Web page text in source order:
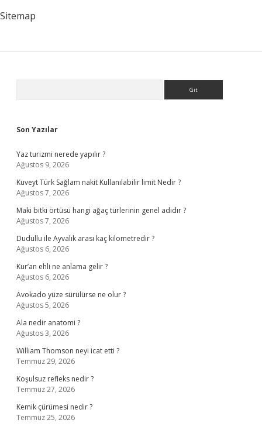
Sitemap
Son Yazılar
Yaz turizmi nerede yapılır ?
Ağustos 9, 2026
Kuveyt Türk Sağlam nakit Kullanılabilir limit Nedir ?
Ağustos 7, 2026
Maki bitki örtüsü hangi ağaç türlerinin genel adıdır ?
Ağustos 7, 2026
Dudullu ile Ayvalık arası kaç kilometredir ?
Ağustos 6, 2026
Kur’an ehli ne anlama gelir ?
Ağustos 6, 2026
Avokado yüze sürülürse ne olur ?
Ağustos 5, 2026
Ala nedir anatomi ?
Ağustos 3, 2026
William Thomson neyi icat etti ?
Temmuz 29, 2026
Koşulsuz refleks nedir ?
Temmuz 27, 2026
Kemik çürümesi nedir ?
Temmuz 25, 2026